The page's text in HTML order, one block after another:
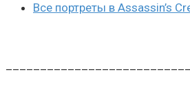
Все портреты в Assassin’s